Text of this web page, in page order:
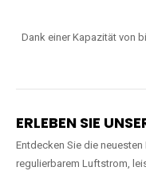
Dank einer Kapazität von
ERLEBEN SIE
Entdecken Sie die
regulierbarem Luftstrom,